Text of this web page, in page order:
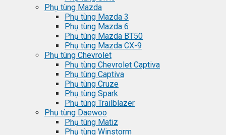
Phụ tùng Mazda
Phụ tùng Mazda 3
Phụ tùng Mazda 6
Phụ tùng Mazda BT50
Phụ tùng Mazda CX-9
Phụ tùng Chevrolet
Phụ tùng Chevrolet Captiva
Phụ tùng Captiva
Phụ tùng Cruze
Phụ tùng Spark
Phụ tùng Trailblazer
Phụ tùng Daewoo
Phụ tùng Matiz
Phụ tùng Winstorm